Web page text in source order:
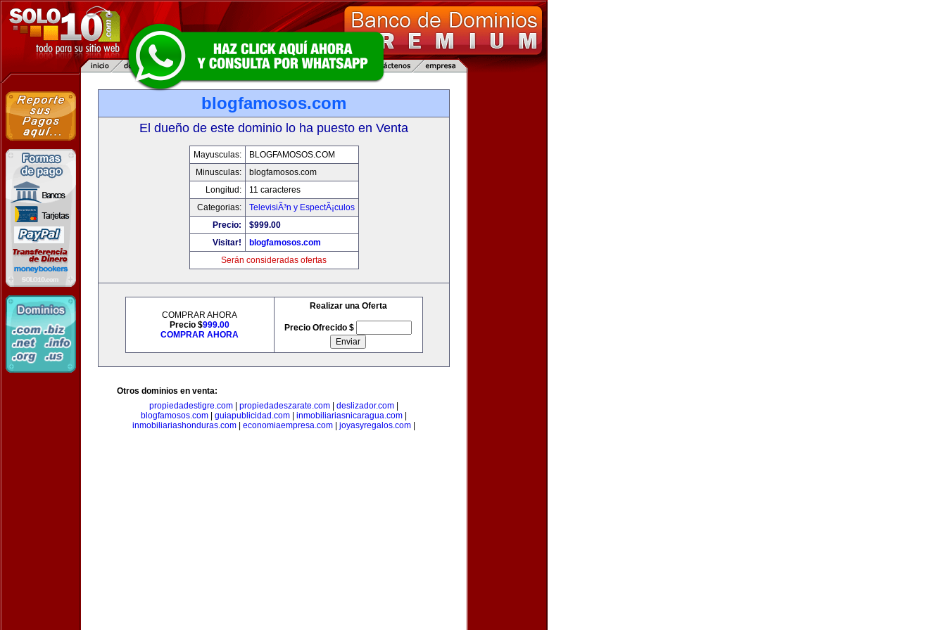
blogfamosos.com
El dueño de este dominio lo ha puesto en Venta
Mayusculas:
BLOGFAMOSOS.COM
Minusculas:
blogfamosos.com
Longitud:
11 caracteres
Categorias:
TelevisiÃ³n y EspectÃ¡culos
Precio:
$999.00
Visitar!
blogfamosos.com
Serán consideradas ofertas
COMPRAR AHORA
Precio $999.00
COMPRAR AHORA
Realizar una Oferta
Precio Ofrecido $
Otros dominios en venta:
propiedadestigre.com
propiedadeszarate.com deslizador.com
blogfamosos.com
guiapublicidad.com inmobiliariasnicaragua.com
inmobiliariashonduras.com
economiaempresa.com joyasyregalos.com